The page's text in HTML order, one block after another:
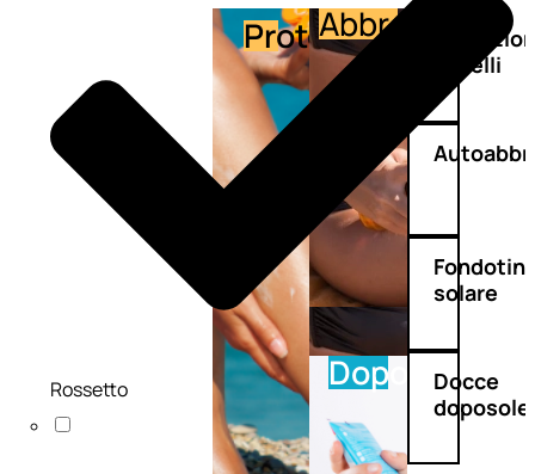
ProtezioneAbbronzante
Doposole
capelli
solare
Docce
doposole
Rossetto